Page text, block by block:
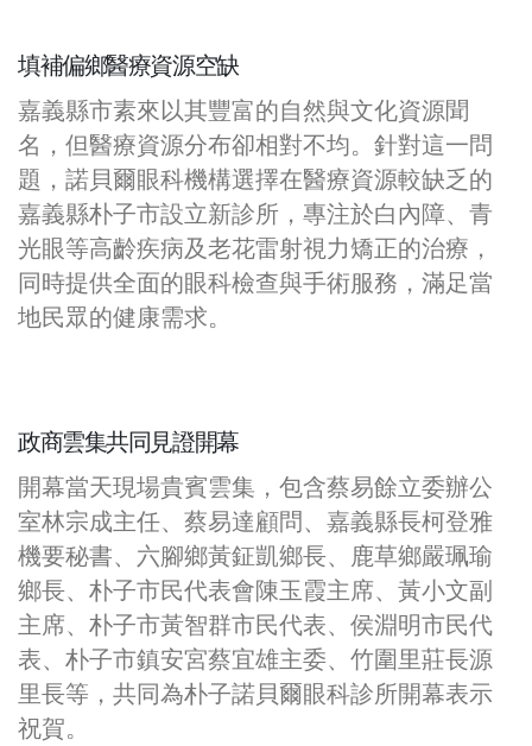
填補偏鄉醫療資源空缺
嘉義縣市素來以其豐富的自然與文化資源聞
名，但醫療資源分布卻相對不均。針對這一問
題，諾貝爾眼科機構選擇在醫療資源較缺乏的
嘉義縣朴子市設立新診所，專注於白內障、青
光眼等高齡疾病及老花雷射視力矯正的治療，
同時提供全面的眼科檢查與手術服務，滿足當
地民眾的健康需求。
政商雲集共同見證開幕
開幕當天現場貴賓雲集，包含蔡易餘立委辦公
室林宗成主任、蔡易達顧問、嘉義縣長柯登雅
機要秘書、六腳鄉黃鉦凱鄉長、鹿草鄉嚴珮瑜
鄉長、朴子市民代表會陳玉霞主席、黃小文副
主席、朴子市黃智群市民代表、侯淵明市民代
表、朴子市鎮安宮蔡宜雄主委、竹圍里莊長源
里長等，共同為朴子諾貝爾眼科診所開幕表示
祝賀。